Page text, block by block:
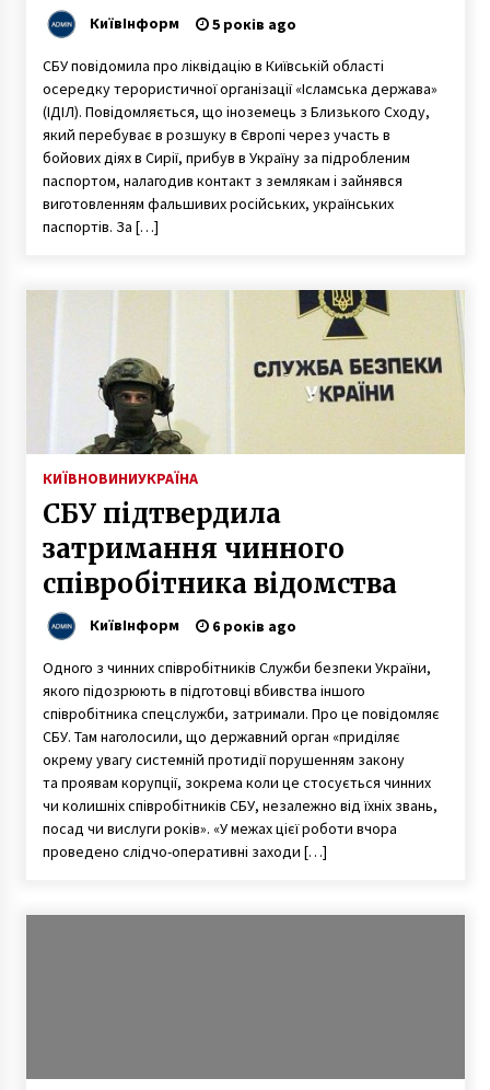
КиївІнформ 5 років ago
СБУ повідомила про ліквідацію в Київській області
осередку терористичної організації «Ісламська держава»
(ІДІЛ). Повідомляється, що іноземець з Близького Сходу,
який перебуває в розшуку в Європі через участь в
бойових діях в Сирії, прибув в Україну за підробленим
паспортом, налагодив контакт з землякам і зайнявся
виготовленням фальшивих російських, українських
паспортів. За […]
КИЇВНОВИНИУКРАЇНА
СБУ підтвердила
затримання чинного
співробітника відомства
КиївІнформ 6 років ago
Одного з чинних співробітників Служби безпеки України,
якого підозрюють в підготовці вбивства іншого
співробітника спецслужби, затримали. Про це повідомляє
СБУ. Там наголосили, що державний орган «приділяє
окрему увагу системній протидії порушенням закону
та проявам корупції, зокрема коли це стосується чинних
чи колишніх співробітників СБУ, незалежно від їхніх звань,
посад чи вислуги років». «У межах цієї роботи вчора
проведено слідчо-оперативні заходи […]